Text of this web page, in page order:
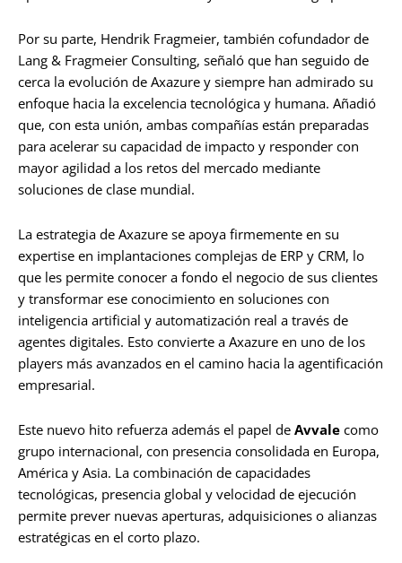
Por su parte, Hendrik Fragmeier, también cofundador de
Lang & Fragmeier Consulting, señaló que han seguido de
cerca la evolución de Axazure y siempre han admirado su
enfoque hacia la excelencia tecnológica y humana. Añadió
que, con esta unión, ambas compañías están preparadas
para acelerar su capacidad de impacto y responder con
mayor agilidad a los retos del mercado mediante
soluciones de clase mundial.
La estrategia de Axazure se apoya firmemente en su
expertise en implantaciones complejas de ERP y CRM, lo
que les permite conocer a fondo el negocio de sus clientes
y transformar ese conocimiento en soluciones con
inteligencia artificial y automatización real a través de
agentes digitales. Esto convierte a Axazure en uno de los
players más avanzados en el camino hacia la agentificación
empresarial.
Este nuevo hito refuerza además el papel de Avvale como
grupo internacional, con presencia consolidada en Europa,
América y Asia. La combinación de capacidades
tecnológicas, presencia global y velocidad de ejecución
permite prever nuevas aperturas, adquisiciones o alianzas
estratégicas en el corto plazo.